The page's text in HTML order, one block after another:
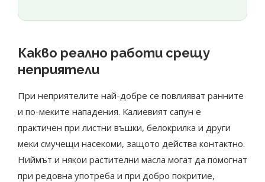
Какво реално работи срещу
неприятели
При неприятелите най-добре се повлияват ранните
и по-меките нападения. Калиевият сапун е
практичен при листни въшки, белокрилка и други
меки смучещи насекоми, защото действа контактно.
Ниймът и някои растителни масла могат да помогнат
при редовна употреба и при добро покритие,